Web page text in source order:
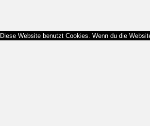
Diese Website benutzt Cookies. Wenn du die